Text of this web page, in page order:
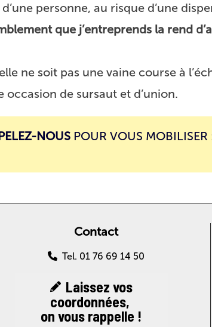
personne, au risque d’une
que j’entreprends la rend
ne soit pas une vaine course à
de sursaut et d’union.
NOUS POUR VOUS
Contact
Tel. 01 76 69 14 50
Laissez vos
coordonnées,
on vous rappelle !